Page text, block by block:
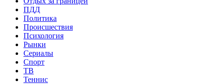
ПДД
Политика
Происшествия
Психология
Рынки
Сериалы
Спорт
ТВ
Теннис